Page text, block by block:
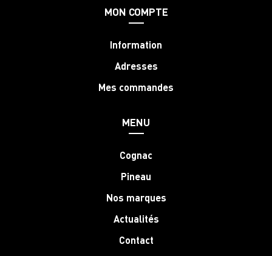
MON COMPTE
Information
Adresses
Mes commandes
MENU
Cognac
Pineau
Nos marques
Actualités
Contact